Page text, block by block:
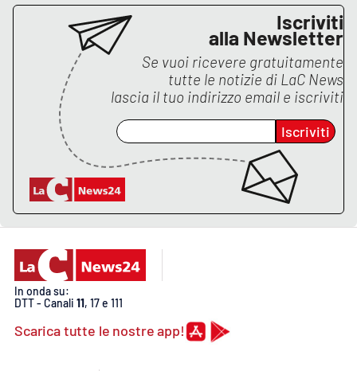
Lacplay.it
Lactv.it
Laconair.it
Lacitymag.it
Lacapitalenews.it
Cosenzachannel.it
Ilvibonese.it
Iscriviti
alla Newsletter
Se vuoi ricevere gratuitamente
tutte le notizie di LaC News
lascia il tuo indirizzo email e iscriviti
Iscriviti
In onda su:
DTT - Canali 11, 17 e 111
Scarica tutte le nostre app!